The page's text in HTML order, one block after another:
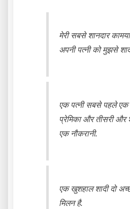
मेरी सबसे शानदार
अपनी पत्नी को मुझसे
एक पत्नी सबसे पहले एक
प्रेमिका और तीसरी
एक नौकरानी.
एक खुशहाल शादी दो
मिलन है.